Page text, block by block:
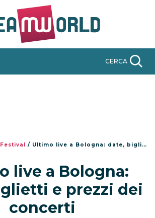
CERCA
/ Ultimo live a Bologna: date, biglietti e prezzi dei concerti
live a Bologna:
e prezzi dei
concerti